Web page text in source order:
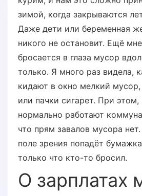
зимой, когда закрываются
Даже дети или беременная
никого не остановит. Ещё
бросается в глаза мусор
только. Я много раз видела,
кидают в окно мелкий мусор,
или пачки сигарет. При
нормально работают
что прям завалов мусора
поле зрения попадёт
только что кто-то бросил.
О зарплатах